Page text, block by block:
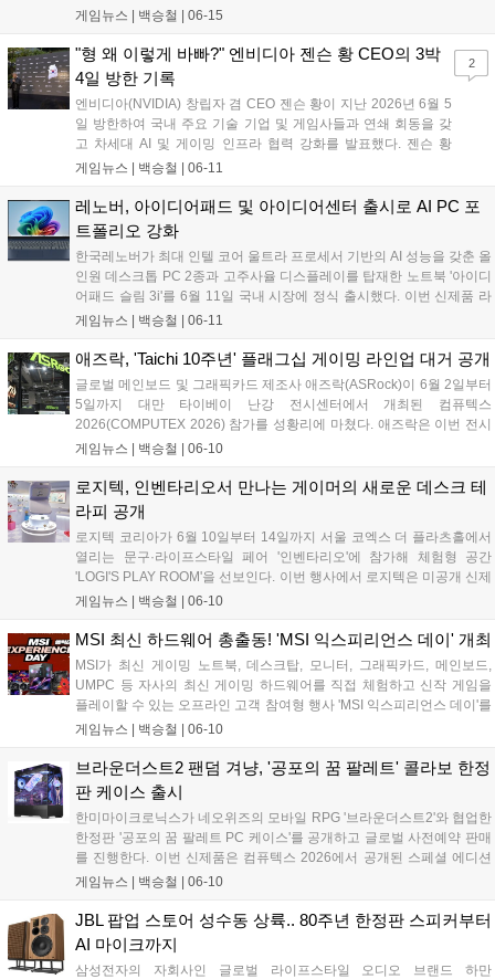
FOLD)’를 국내에 정식 출시했다. 이번 신제품은 외부 업무 공간
는 사용자를 겨냥해, 주머니에 들어가는 컴팩트한 크기와 강화된
배터리 효율을 갖춘 것이 특징이다. 터치 패널을 통한 정밀한 조
작과 최대 3대의 기기를 동시에 연결하는 이지 스위치 기능을 지
원해 멀티 디바이스 환경에서의 생산성을 한층 끌어올렸다....
게임뉴스 | 백승철 | 06-15
"형 왜 이렇게 바빠?" 엔비디아 젠슨 황 CEO의 3박
4일 방한 기록
엔비디아(NVIDIA) 창립자 겸 CEO 젠슨 황이 지난 2026년 6월 5
일 방한하여 국내 주요 기술 기업 및 게임사들과 연쇄 회동을 갖
고 차세대 AI 및 게이밍 인프라 협력 강화를 발표했다. 젠슨 황
CEO는 e스포츠 구단 T1의 배이스캠프를 비롯한 서울 주요 PC방
스파크(RTX Spark)'를 게이머들에게 공개했다. 이번 방한은 한국
의 강력한 IT 인프라를 기반으로 차세대 그래픽 기술 및 AI 생태계
의 글로벌 거점을 공고히 하기 위해 마련됐다....
게임뉴스 | 백승철 | 06-11
2
레노버, 아이디어패드 및 아이디어센터 출시로 AI PC 포
트폴리오 강화
한국레노버가 최대 인텔 코어 울트라 프로세서 기반의 AI 성능을 갖춘 올
인원 데스크톱 PC 2종과 고주사율 디스플레이를 탑재한 노트북 '아이디
어패드 슬림 3i'를 6월 11일 국내 시장에 정식 출시했다. 이번 신제품 라
인업은 인텔의 최신 프로세서와 향상된 내장 그래픽을 통해 일상적인 업
레이 환경까지 폭넓게 지원하는 것이 특징이다....
게임뉴스 | 백승철 | 06-11
애즈락, 'Taichi 10주년' 플래그십 게이밍 라인업 대거 공개
글로벌 메인보드 및 그래픽카드 제조사 애즈락(ASRock)이 6월 2일부터
5일까지 대만 타이베이 난강 전시센터에서 개최된 컴퓨텍스
2026(COMPUTEX 2026) 참가를 성황리에 마쳤다. 애즈락은 이번 전시
회에서 자사의 플래그십 브랜드인 'Taichi(타이치)'의 10주년 기념 전시
게이밍 모니터, 수랭 쿨러, 파워서플라이 등 신제품 라인업을 대거 선보
였다....
게임뉴스 | 백승철 | 06-10
로지텍, 인벤타리오서 만나는 게이머의 새로운 데스크 테
라피 공개
로지텍 코리아가 6월 10일부터 14일까지 서울 코엑스 더 플라츠홀에서
열리는 문구·라이프스타일 페어 '인벤타리오'에 참가해 체험형 공간
'LOGI'S PLAY ROOM'을 선보인다. 이번 행사에서 로지텍은 미공개 신제
품인 폴더블 마우스 'MOBI FOLD'와 프리젠터 'SPOTLIGHT 2'를 현장에
로덕트사와의 협업을 통해 제작된 파워퍼프걸 한정판 굿즈 및 다채로운
참여형 이벤트를 마련해 데스크 환경 변화를 모색하는 사용자들에게 차
별화된 경험을 제공할 계획이다....
게임뉴스 | 백승철 | 06-10
MSI 최신 하드웨어 총출동! 'MSI 익스피리언스 데이' 개최
MSI가 최신 게이밍 노트북, 데스크탑, 모니터, 그래픽카드, 메인보드,
UMPC 등 자사의 최신 게이밍 하드웨어를 직접 체험하고 신작 게임을
플레이할 수 있는 오프라인 고객 참여형 행사 'MSI 익스피리언스 데이'를
개최하고 오는 6월 22일까지 참가자를 모집한다. 이번 행사는 6월 27일
고성능 하드웨어를 통해 신작 게임의 프레임 방어 및 발열 제어 성능을
직접 검증하고 다양한 게임 이벤트와 참가자 전용 제품 구매 혜택을 누
릴 수 있다....
게임뉴스 | 백승철 | 06-10
브라운더스트2 팬덤 겨냥, '공포의 꿈 팔레트' 콜라보 한정
판 케이스 출시
한미마이크로닉스가 네오위즈의 모바일 RPG '브라운더스트2'와 협업한
한정판 '공포의 꿈 팔레트 PC 케이스'를 공개하고 글로벌 사전예약 판매
를 진행한다. 이번 신제품은 컴퓨텍스 2026에서 공개된 스페셜 에디션
으로, 인기 캐릭터의 일러스트를 제품 전반에 반영해 게이머의 시각적
며......
게임뉴스 | 백승철 | 06-10
JBL 팝업 스토어 성수동 상륙.. 80주년 한정판 스피커부터
AI 마이크까지
삼성전자의 자회사인 글로벌 라이프스타일 오디오 브랜드 하만